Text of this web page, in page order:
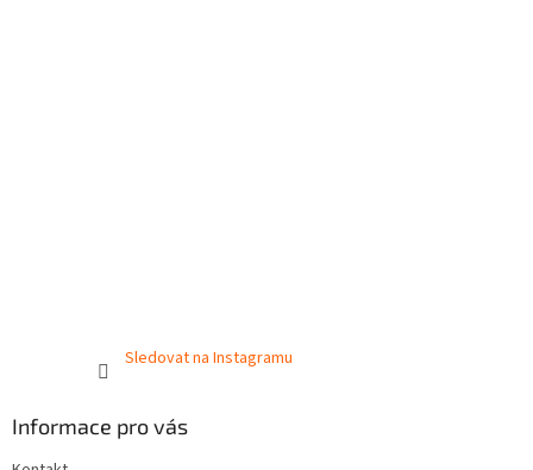
Sledovat na Instagramu
Informace pro vás